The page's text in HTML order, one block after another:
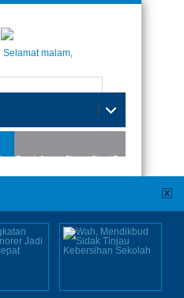
Selamat malam,
Pendaftaran Siswa-Siswi Baru Tahun
Guru Ujung
WIB